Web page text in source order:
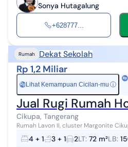
Sonya Hutagalung
+628777...
Rumah Dekat Sekolah
Rp 1,2 Miliar
Rp Lihat Kemampuan Cicilan-mu ⓘ
Jual Rugi Rumah
Cikupa, Tangerang
Rumah Lavon II, cluster Margonite
Hook Ukuran 7 x 9 2 lantai + basement
Unfurnish, sta...
4 + 1 3 + 1 2LT: 72 m²LB: